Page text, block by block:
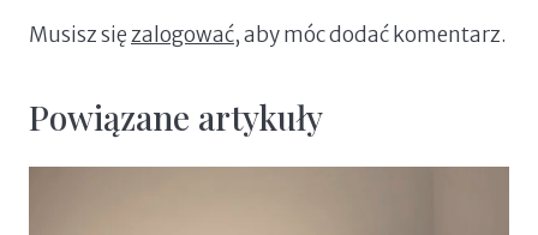
Musisz sięzalogować, aby móc dodać komentarz.
Powiązane artykuły